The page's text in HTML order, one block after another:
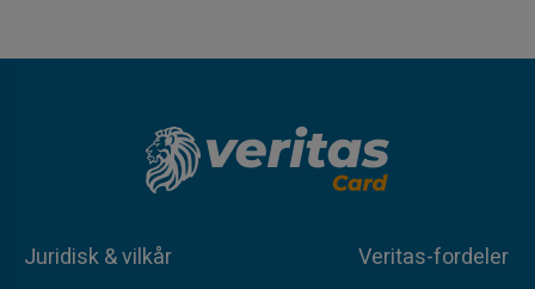
Juridisk & vilkår Veritas-fordeler